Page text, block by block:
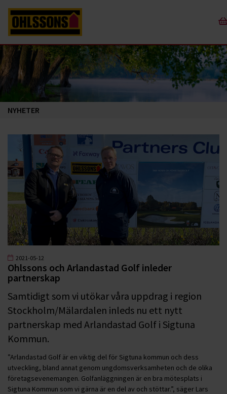
NYHETER
2021-05-12
Ohlssons och Arlandastad Golf inleder
partnerskap
Samtidigt som vi utökar våra uppdrag i region
Stockholm/Mälardalen inleds nu ett nytt
partnerskap med Arlandastad Golf i Sigtuna
Kommun.
”Arlandastad Golf är en viktig del för Sigtuna kommun och dess
utveckling, bland annat genom ungdomsverksamheten och de olika
företagsevenemangen. Golfanläggningen är en bra mötesplats i
Sigtuna Kommun som vi gärna är en del av och stöttar.”, säger Lars